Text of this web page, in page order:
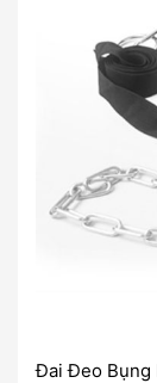
Đai Đeo Bụng